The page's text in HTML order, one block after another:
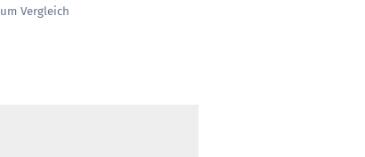
Vergleich